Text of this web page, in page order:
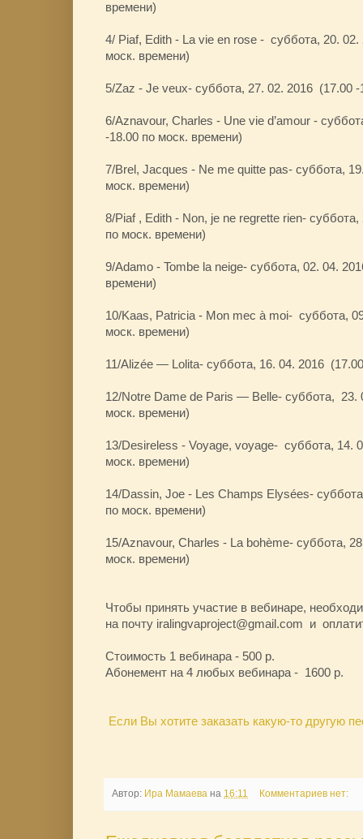
времени)
4/ Piaf, Edith - La vie en rose - суббота, 20.
моск. времени)
5/Zaz - Je veux- суббота, 27. 02. 2016 (17.00
6/Aznavour, Charles - Une vie d’amour -
-18.00 по моск. времени)
7/Brel, Jacques - Ne me quitte pas- суббота,
моск. времени)
8/Piaf , Edith - Non, je ne regrette rien-
по моск. времени)
9/Adamo - Tombe la neige- суббота, 02. 04.
времени)
10/Kaas, Patricia - Mon mec à moi- суббота,
моск. времени)
11/Alizée — Lolita- суббота, 16. 04. 2016
12/Notre Dame de Paris — Belle- суббота, 23.
моск. времени)
13/Desireless - Voyage, voyage- суббота, 14.
моск. времени)
14/Dassin, Joe - Les Champs Elysées-
по моск. времени)
15/Aznavour, Charles - La bohème- суббота,
моск. времени)
Чтобы принять участие в вебинаре,
на почту iralingvaproject@gmail.com и
Стоимость 1 вебинара - 500 р.
Абонемент на 4 любых вебинара - 1600 р.
Если Вы хотите заказать какую-то другую
Автор: Ира Мамаева на 16:11 Комментариев нет: